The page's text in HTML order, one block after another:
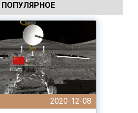
ПОПУЛЯРНОЕ
2020-12-08